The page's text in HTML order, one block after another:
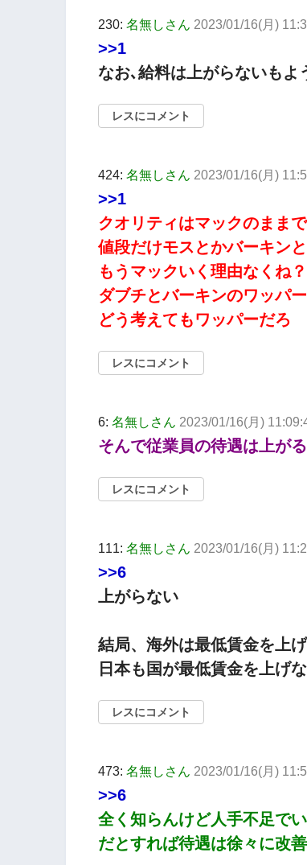
230: 名無しさん 2023/01/16(月)
>>1
なお､給料は上がらないもよ
レスにコメント
424: 名無しさん 2023/01/16(月)
>>1
クオリティはマックのままで
値段だけモスとかバーキン
もうマックいく理由なくね？
ダブチとバーキンのワッパ
どう考えてもワッパーだろ
レスにコメント
6: 名無しさん 2023/01/16(月)
そんで従業員の待遇は上が
レスにコメント
111: 名無しさん 2023/01/16(月)
>>6
上がらない
結局、海外は最低賃金を上
日本も国が最低賃金を上げ
レスにコメント
473: 名無しさん 2023/01/16(月)
>>6
全く知らんけど人手不足で
だとすれば待遇は徐々に改